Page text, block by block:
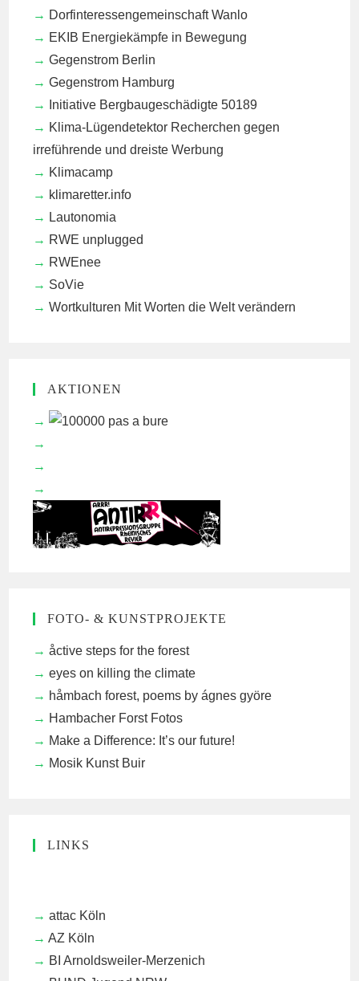
Dorfinteressengemeinschaft Wanlo
EKIB Energiekämpfe in Bewegung
Gegenstrom Berlin
Gegenstrom Hamburg
Initiative Bergbaugeschädigte 50189
Klima-Lügendetektor Recherchen gegen
irreführende und dreiste Werbung
Klimacamp
klimaretter.info
Lautonomia
RWE unplugged
RWEnee
SoVie
Wortkulturen Mit Worten die Welt verändern
AKTIONEN
FOTO- & KUNSTPROJEKTE
åctive steps for the forest
eyes on killing the climate
håmbach forest, poems by ágnes györe
Hambacher Forst Fotos
Make a Difference: It’s our future!
Mosik Kunst Buir
LINKS
attac Köln
AZ Köln
BI Arnoldsweiler-Merzenich